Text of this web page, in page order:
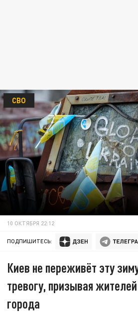
СВО
10 ОКТЯБРЯ 22:12
ПОДПИШИТЕСЬ:
Киев не переживёт эту
тревогу, призывая
города